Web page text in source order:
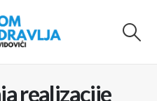
realizacije